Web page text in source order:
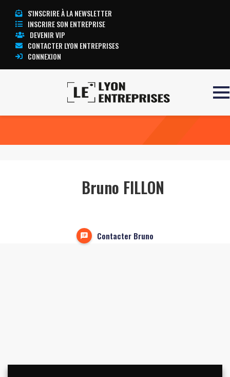
S'INSCRIRE À LA NEWSLETTER
INSCRIRE SON ENTREPRISE
DEVENIR VIP
CONTACTER LYON ENTREPRISES
CONNEXION
Bruno FILLON
Contacter Bruno